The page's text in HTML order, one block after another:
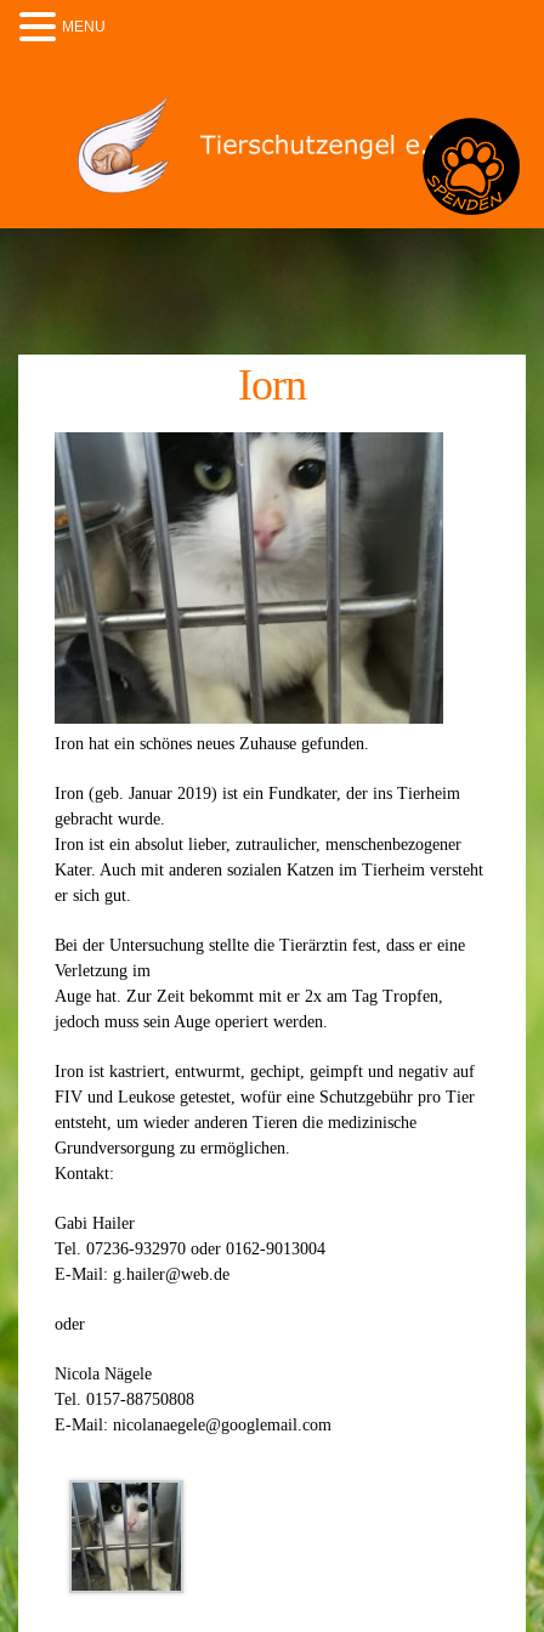
Iorn
Iron hat ein schönes neues Zuhause gefunden.
Iron (geb. Januar 2019) ist ein Fundkater, der ins Tierheim
gebracht wurde.
Iron ist ein absolut lieber, zutraulicher, menschenbezogener
Kater. Auch mit anderen sozialen Katzen im Tierheim versteht
er sich gut.
Bei der Untersuchung stellte die Tierärztin fest, dass er eine
Verletzung im
Auge hat. Zur Zeit bekommt mit er 2x am Tag Tropfen,
jedoch muss sein Auge operiert werden.
Iron ist kastriert, entwurmt, gechipt, geimpft und negativ auf
FIV und Leukose getestet, wofür eine Schutzgebühr pro Tier
entsteht, um wieder anderen Tieren die medizinische
Grundversorgung zu ermöglichen.
Kontakt:
Gabi Hailer
Tel. 07236-932970 oder 0162-9013004
E-Mail: g.hailer@web.de
oder
Nicola Nägele
Tel. 0157-88750808
E-Mail: nicolanaegele@googlemail.com
MENU